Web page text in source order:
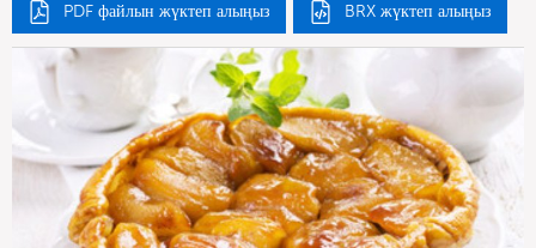
PDF файлын жүктеп алыңыз BRX жүктеп алыңыз